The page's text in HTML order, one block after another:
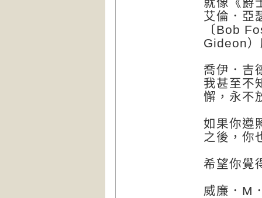
艾倫．亞
〔Bob
Gideon
喬伊．吉
我甚至不
懈，永不
如果你遵
之後，你
希望你覺
威廉．M